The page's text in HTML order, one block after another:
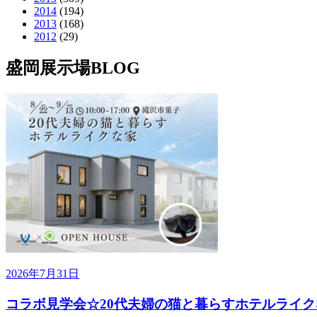
2014 (194)
2013 (168)
2012 (29)
盛岡展示場BLOG
2026年7月31日
コラボ見学会☆20代夫婦の猫と暮らすホテルライ